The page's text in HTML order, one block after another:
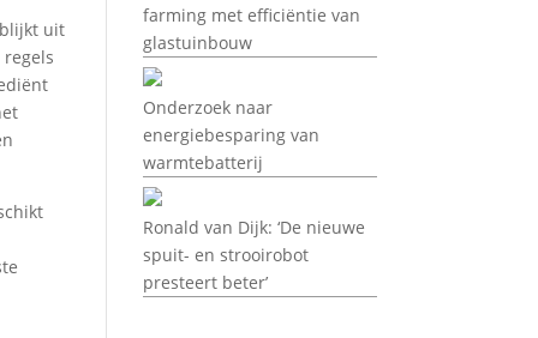
uit
farming met efficiëntie van
glastuinbouw
Onderzoek naar
energiebesparing van
warmtebatterij
Ronald van Dijk: ‘De nieuwe
spuit- en strooirobot
presteert beter’